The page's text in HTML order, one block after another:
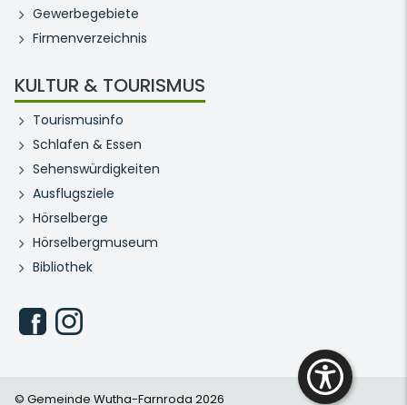
Gewerbegebiete
Firmenverzeichnis
KULTUR & TOURISMUS
Tourismusinfo
Schlafen & Essen
Sehenswürdigkeiten
Ausflugsziele
Hörselberge
Hörselbergmuseum
Bibliothek
© Gemeinde Wutha-Farnroda 2026